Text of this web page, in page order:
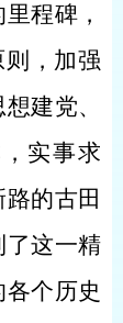
程碑，
则，加强
建党、
实事求
的古田
了这一精
个历史